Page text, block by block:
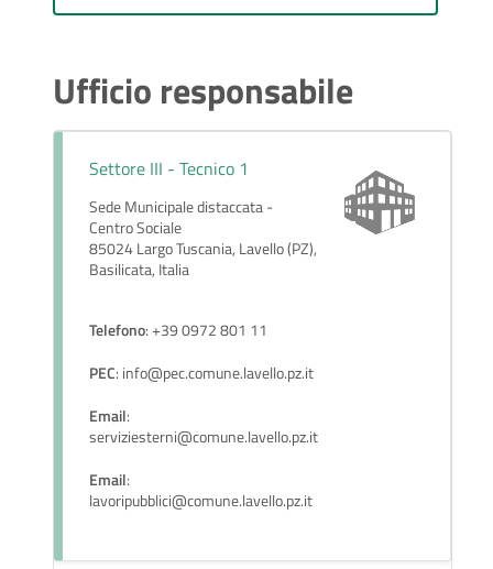
Ufficio responsabile
Settore III - Tecnico 1
Sede Municipale distaccata -
Centro Sociale
85024 Largo Tuscania, Lavello (PZ),
Basilicata, Italia
Telefono: +39 0972 801 11
PEC: info@pec.comune.lavello.pz.it
Email:
serviziesterni@comune.lavello.pz.it
Email:
lavoripubblici@comune.lavello.pz.it